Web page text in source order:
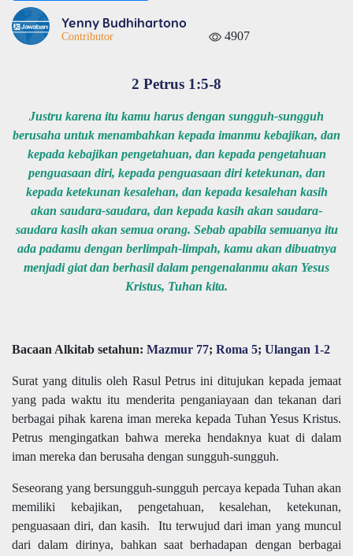
Yenny Budhihartono
Contributor 4907
2 Petrus 1:5-8
Justru karena itu kamu harus dengan sungguh-sungguh
berusaha untuk menambahkan kepada imanmu kebajikan, dan
kepada kebajikan pengetahuan, dan kepada pengetahuan
penguasaan diri, kepada penguasaan diri ketekunan, dan
kepada ketekunan kesalehan, dan kepada kesalehan kasih
akan saudara-saudara, dan kepada kasih akan saudara-
saudara kasih akan semua orang. Sebab apabila semuanya itu
ada padamu dengan berlimpah-limpah, kamu akan dibuatnya
menjadi giat dan berhasil dalam pengenalanmu akan Yesus
Kristus, Tuhan kita.
Bacaan Alkitab setahun: Mazmur 77; Roma 5; Ulangan 1-2
Surat yang ditulis oleh Rasul Petrus ini ditujukan kepada jemaat
yang pada waktu itu menderita penganiayaan dan tekanan dari
berbagai pihak karena iman mereka kepada Tuhan Yesus Kristus.
Petrus mengingatkan bahwa mereka hendaknya kuat di dalam
iman mereka dan berusaha dengan sungguh-sungguh.
Seseorang yang bersungguh-sungguh percaya kepada Tuhan akan
memiliki kebajikan, pengetahuan, kesalehan, ketekunan,
penguasaan diri, dan kasih.
Itu terwujud dari iman yang muncul
dari dalam dirinya, bahkan saat berhadapan dengan berbagai